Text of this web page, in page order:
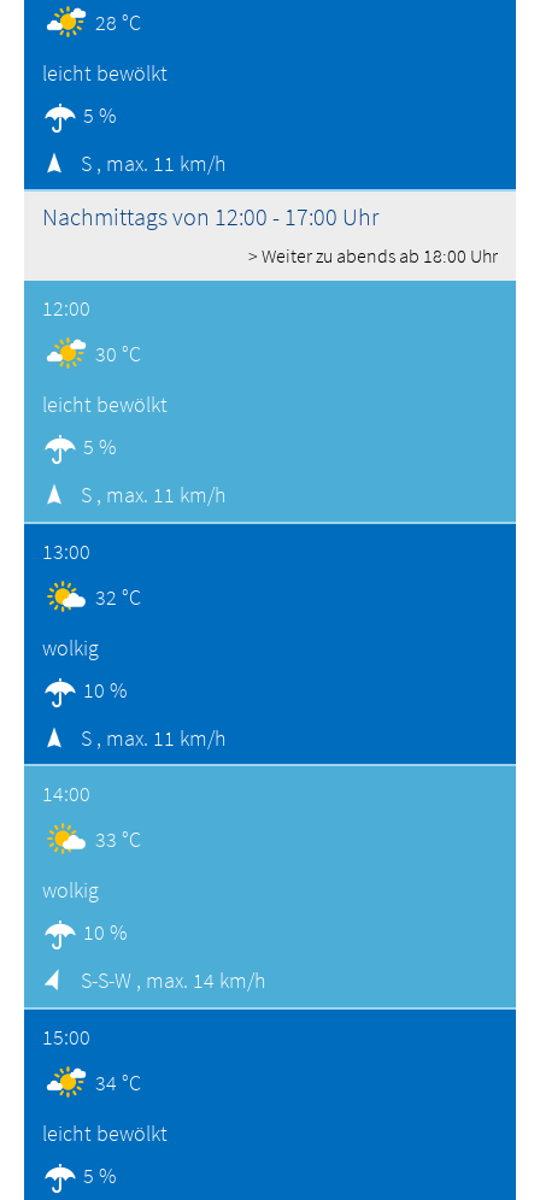
28 °C
leicht bewölkt
5 %
S , max. 11 km/h
Nachmittags von 12:00 - 17:00 Uhr
> Weiter zu abends ab 18:00 Uhr
12:00
30 °C
leicht bewölkt
5 %
S , max. 11 km/h
13:00
32 °C
wolkig
10 %
S , max. 11 km/h
14:00
33 °C
wolkig
10 %
S-S-W , max. 14 km/h
15:00
34 °C
leicht bewölkt
5 %